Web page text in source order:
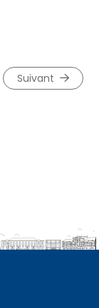
suivant